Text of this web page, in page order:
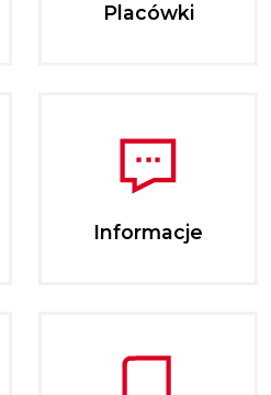
Placówki
Informacje